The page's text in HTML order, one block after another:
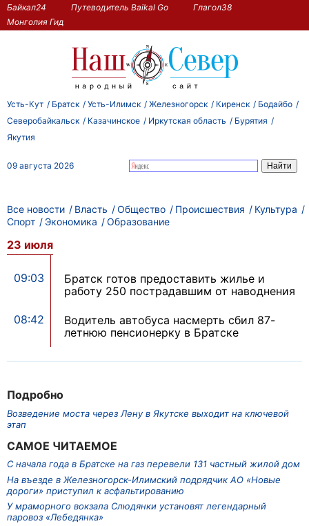
Байкал24 Путеводитель Baikal Go
Глагол38
Монголия Гид
Усть-Кут Братск Усть-Илимск Железногорск Киренск
Бодайбо
Северобайкальск
Казачинское Иркутская область
Бурятия
Якутия
09 августа 2026
Подробно
Возведение моста через Лену в Якутске выходит на ключевой
этап
САМОЕ ЧИТАЕМОЕ
С начала года в Братске на газ перевели 131 частный жилой дом
На въезде в Железногорск-Илимский подрядчик АО «Новые
дороги» приступил к асфальтированию
У мраморного вокзала Слюдянки установят легендарный
паровоз «Лебедянка»
Все новости Власть Общество Происшествия
Культура
Спорт
Экономика Образование
23 июля
09:03
Братск готов предоставить жилье и
работу 250 пострадавшим от наводнения
08:42
Водитель автобуса насмерть сбил 87-
летнюю пенсионерку в Братске